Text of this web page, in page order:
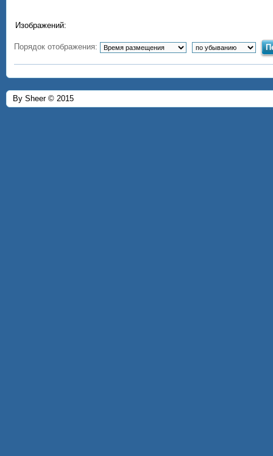
Изображений:
Порядок отображения:
By Sheer © 2015